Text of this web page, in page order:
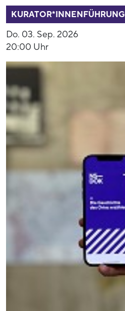
KURATOR*INNENFÜHRUNG
Do. 03. Sep. 2026
20:00 Uhr